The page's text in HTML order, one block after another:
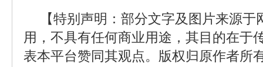
【特别声明：部分文字及图片来源
用，不具有任何商业用途，其目的在于
表本平台赞同其观点。版权归原作者所